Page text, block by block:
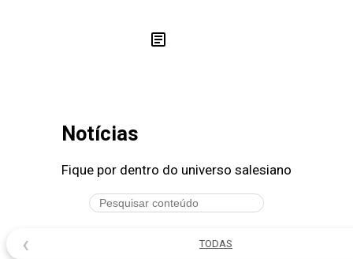
Notícias
Fique por dentro do universo salesiano
TODAS
‹